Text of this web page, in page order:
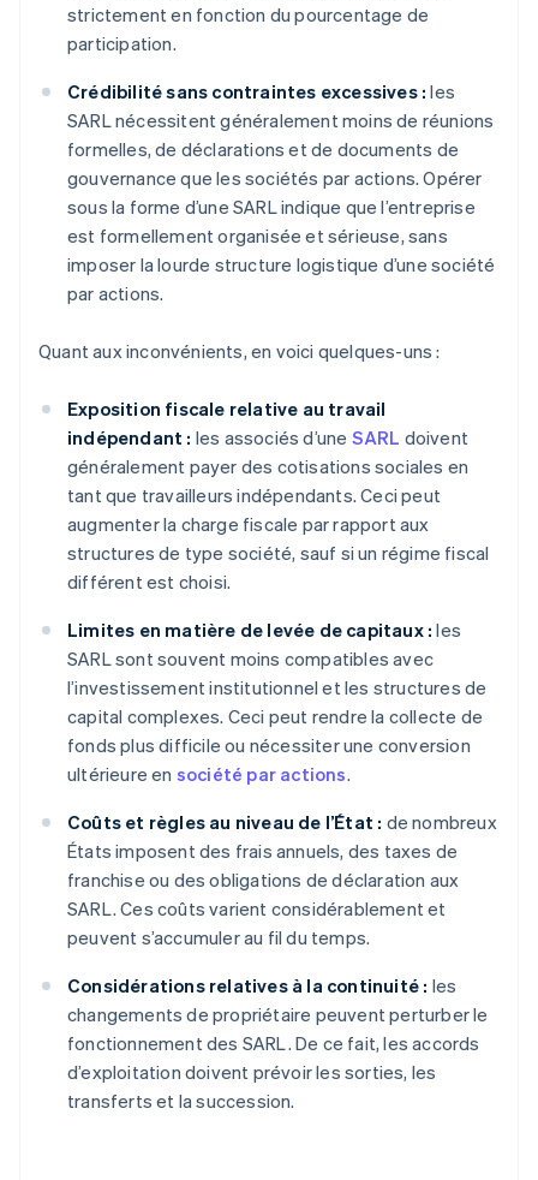
strictement en fonction du pourcentage de
participation.
Crédibilité sans contraintes excessives : les
SARL nécessitent généralement moins de réunions
formelles, de déclarations et de documents de
gouvernance que les sociétés par actions. Opérer
sous la forme d’une SARL indique que l’entreprise
est formellement organisée et sérieuse, sans
imposer la lourde structure logistique d’une société
par actions.
Quant aux inconvénients, en voici quelques-uns :
Exposition fiscale relative au travail
indépendant : les associés d’une SARL doivent
généralement payer des cotisations sociales en
tant que travailleurs indépendants. Ceci peut
augmenter la charge fiscale par rapport aux
structures de type société, sauf si un régime fiscal
différent est choisi.
Limites en matière de levée de capitaux : les
SARL sont souvent moins compatibles avec
l’investissement institutionnel et les structures de
capital complexes. Ceci peut rendre la collecte de
fonds plus difficile ou nécessiter une conversion
ultérieure en société par actions.
Coûts et règles au niveau de l’État : de nombreux
États imposent des frais annuels, des taxes de
franchise ou des obligations de déclaration aux
SARL. Ces coûts varient considérablement et
peuvent s’accumuler au fil du temps.
Considérations relatives à la continuité : les
changements de propriétaire peuvent perturber le
fonctionnement des SARL. De ce fait, les accords
d’exploitation doivent prévoir les sorties, les
transferts et la succession.